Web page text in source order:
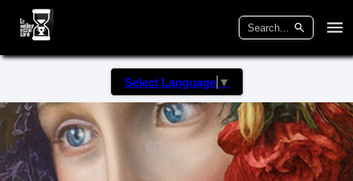
Select Language ▼